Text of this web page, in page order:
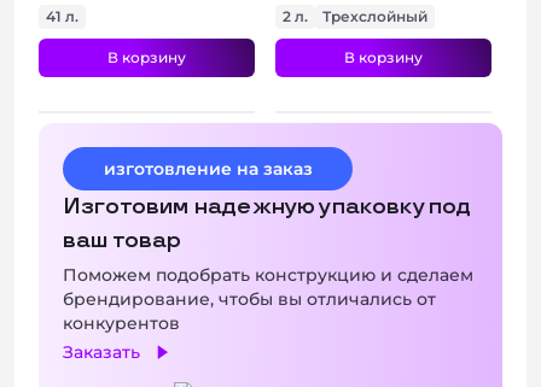
41 л.
В корзину
2 л.
Трехслойный
В корзину
изготовление на заказ
Изготовим надежную упаковку под
ваш товар
Поможем подобрать конструкцию и сделаем
брендирование, чтобы вы отличались от
конкурентов
Заказать